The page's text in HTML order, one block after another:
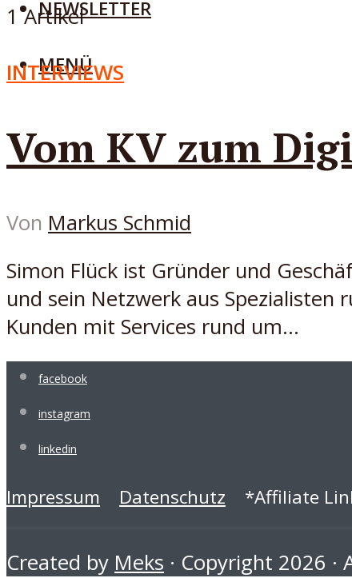
NEWSLETTER
MENÜ
1 Artikel
INTERVIEWS
Vom KV zum
Von Markus Schmid
Simon Flück ist Gründer und
und sein Netzwerk aus
Kunden mit Services rund um...
facebook
instagram
linkedin
Impressum Datenschutz *Affiliate
Created by Meks · Copyright 2026 ·